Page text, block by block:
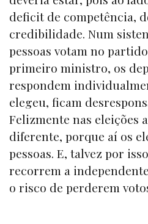
deficit de competência,
credibilidade. Num
pessoas votam no
primeiro ministro, os
respondem
elegeu, ficam
Felizmente nas eleições
diferente, porque aí os
pessoas. E, talvez por
recorrem a
o risco de perderem